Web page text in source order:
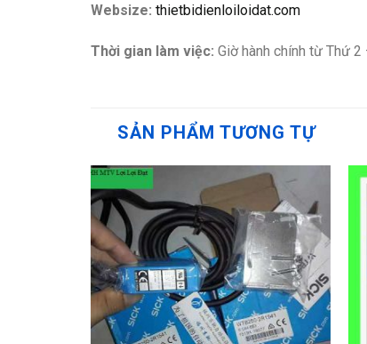
Websize: thietbidienloiloidat.com
Thời gian làm việc: Giờ hành chính từ Thứ
SẢN PHẨM TƯƠNG TỰ